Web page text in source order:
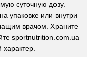
суточную дозу.
упаковке или внутри
врачом. Храните
sportnutrition.com.ua